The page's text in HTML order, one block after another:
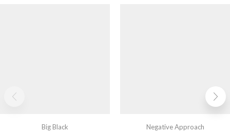
Big Black Negative Approach